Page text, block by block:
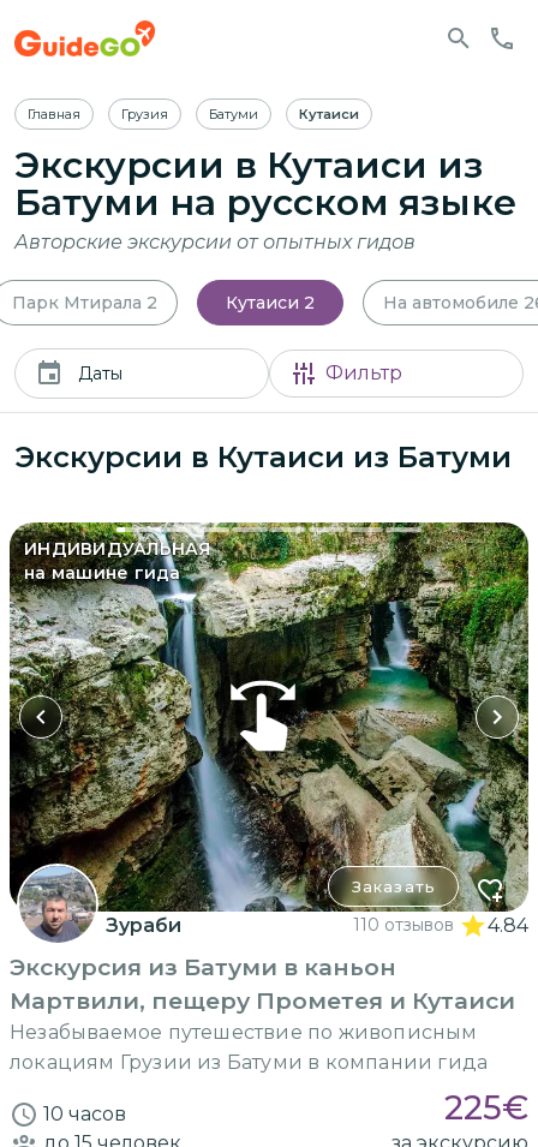
Главная Грузия Батуми Кутаиси
Экскурсии в Кутаиси из
Батуми на русском языке
Авторские экскурсии от опытных гидов
Парк Мтирала 2 Кутаиси 2 На автомобиле
Даты Фильтр
Экскурсии в Кутаиси из Батуми
ИНДИВИДУАЛЬНАЯ
на машине гида
Заказать
Зураби 110 отзывов 4.84
Экскурсия из Батуми в каньон
Мартвили, пещеру Прометея и Кутаиси
Незабываемое путешествие по живописным
локациям Грузии из Батуми в компании гида
10 часов 225€